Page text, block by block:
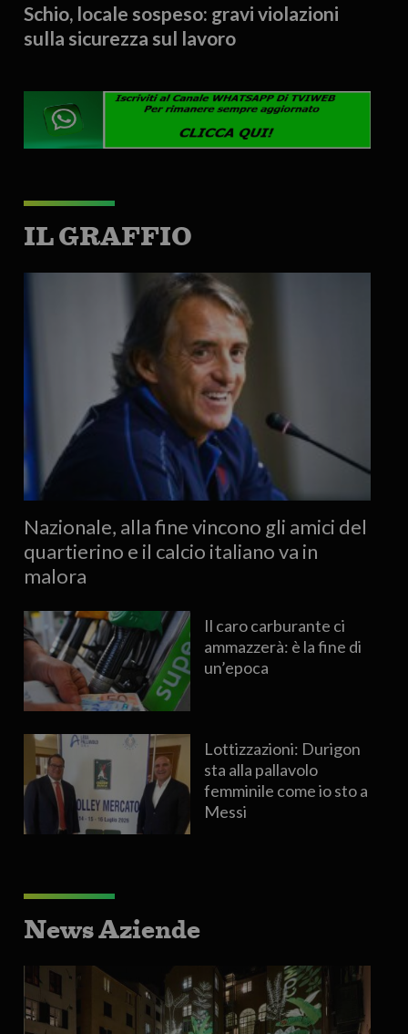
Schio, locale sospeso: gravi violazioni
sulla sicurezza sul lavoro
IL GRAFFIO
Nazionale, alla fine vincono gli amici del
quartierino e il calcio italiano va in
malora
Il caro carburante ci
ammazzerà: è la fine di
un’epoca
Lottizzazioni: Durigon
sta alla pallavolo
femminile come io sto a
Messi
News Aziende